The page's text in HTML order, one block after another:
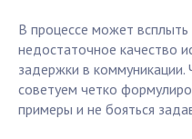
В процессе может
недостаточное качество
задержки в
советуем четко
примеры и не бояться